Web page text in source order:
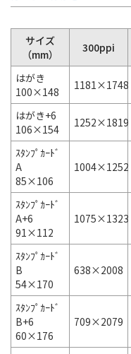
サイズ
（mm）
300ppi
はがき
100×148
1181×1748
はがき+6
106×154
1252×1819
ｽﾀﾝﾌﾟｶｰﾄﾞ
A
85×106
1004×1252
ｽﾀﾝﾌﾟｶｰﾄﾞ
A+6
91×112
1075×1323
ｽﾀﾝﾌﾟｶｰﾄﾞ
B
54×170
638×2008
ｽﾀﾝﾌﾟｶｰﾄﾞ
B+6
60×176
709×2079